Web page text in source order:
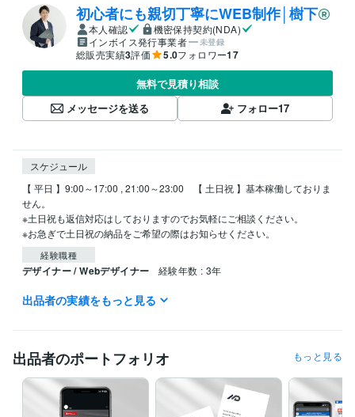
初心者にも親切丁寧にWEB制作│樹下
本人確認
機密保持契約(NDA)
インボイス発行事業者
未登録
総販売実績3評価 5.0フォロワー17
無料で見積り相談
メッセージを送る
フォロー17
スケジュール
【 平日 】9:00～17:00 , 21:00～23:00　【 土日祝 】基本稼働しておりま
せん。
※土日祝も返信対応はしておりますのでお気軽にご相談ください。
※お急ぎで土日祝の納品をご希望の際はお知らせください。
経験職種
デザイナー / Webデザイナー 経験年数 : 3年
資格・検定
CSS:2年HTML:2年JavaScript:2年
ビジネス・クリエイティブツール
WordPress:2年 Adobe Photoshop:4年 Canva:3年ChatGPT:2年
出品者の実績をもっと見る
出品者のポートフォリオ もっと見る